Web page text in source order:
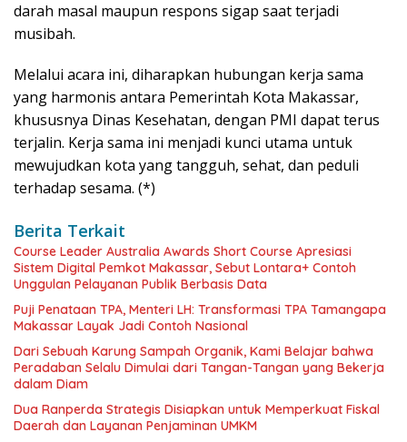
darah masal maupun respons sigap saat terjadi
musibah.
Melalui acara ini, diharapkan hubungan kerja sama
yang harmonis antara Pemerintah Kota Makassar,
khususnya Dinas Kesehatan, dengan PMI dapat terus
terjalin. Kerja sama ini menjadi kunci utama untuk
mewujudkan kota yang tangguh, sehat, dan peduli
terhadap sesama. (*)
Berita Terkait
Course Leader Australia Awards Short Course Apresiasi
Sistem Digital Pemkot Makassar, Sebut Lontara+ Contoh
Unggulan Pelayanan Publik Berbasis Data
Puji Penataan TPA, Menteri LH: Transformasi TPA Tamangapa
Makassar Layak Jadi Contoh Nasional
Dari Sebuah Karung Sampah Organik, Kami Belajar bahwa
Peradaban Selalu Dimulai dari Tangan-Tangan yang Bekerja
dalam Diam
Dua Ranperda Strategis Disiapkan untuk Memperkuat Fiskal
Daerah dan Layanan Penjaminan UMKM